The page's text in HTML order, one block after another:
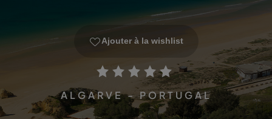
Ajouter à la wishlist
ALGARVE - PORTUGAL